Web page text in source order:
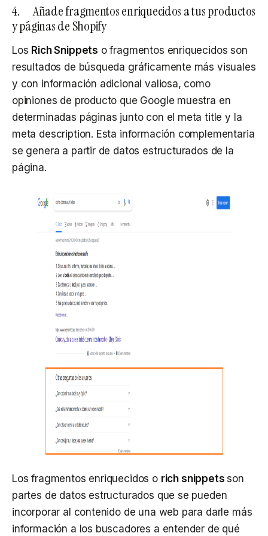
4. Añade fragmentos enriquecidos a tus productos
y páginas de Shopify
Los Rich Snippets o fragmentos enriquecidos son
resultados de búsqueda gráficamente más visuales
y con información adicional valiosa, como
opiniones de producto que Google muestra en
determinadas páginas junto con el meta title y la
meta description. Esta información complementaria
se genera a partir de datos estructurados de la
página.
Los fragmentos enriquecidos o rich snippetsson
partes de datos estructurados que se pueden
incorporar al contenido de una web para darle más
información a los buscadores a entender de qué